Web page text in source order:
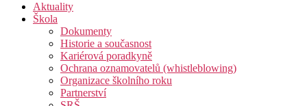
Aktuality
Škola
Dokumenty
Historie a současnost
Kariérová poradkyně
Ochrana oznamovatelů (whistleblowing)
Organizace školního roku
Partnerství